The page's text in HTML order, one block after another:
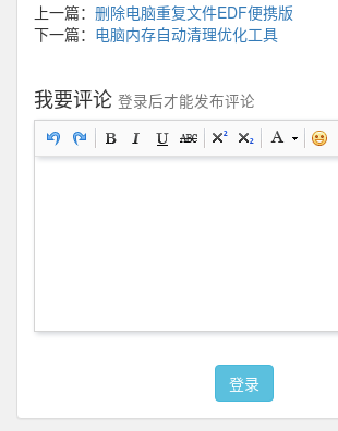
上一篇： 删除电脑重复文件EDF便携版
下一篇： 电脑内存自动清理优化工具
我要评论 登录后才能发布评论
登录